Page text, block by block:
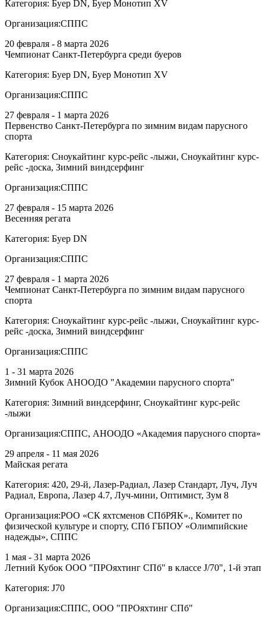
Категория: Буер DN, Буер Монотип XV
Организация:СППС
20 февраля - 8 марта 2026
Чемпионат Санкт-Петербурга среди буеров
Категория: Буер DN, Буер Монотип XV
Организация:СППС
27 февраля - 1 марта 2026
Первенство Санкт-Петербурга по зимним видам парусного
спорта
Категория: Сноукайтинг курс-рейс -лыжи, Сноукайтинг курс-
рейс -доска, Зимний виндсерфинг
Организация:СППС
27 февраля - 15 марта 2026
Весенняя регата
Категория: Буер DN
Организация:СППС
27 февраля - 1 марта 2026
Чемпионат Санкт-Петербурга по зимним видам парусного
спорта
Категория: Сноукайтинг курс-рейс -лыжи, Сноукайтинг курс-
рейс -доска, Зимний виндсерфинг
Организация:СППС
1 - 31 марта 2026
Зимний Кубок АНООДО "Академии парусного спорта"
Категория: Зимний виндсерфинг, Сноукайтинг курс-рейс
-лыжи
Организация:СППС, АНООДО «Академия парусного спорта»
29 апреля - 11 мая 2026
Майская регата
Категория: 420, 29-й, Лазер-Радиал, Лазер Стандарт, Луч, Луч
Радиал, Европа, Лазер 4.7, Луч-мини, Оптимист, Зум 8
Организация:РОО «СК яхтсменов СПбРЯК»., Комитет по
физической культуре и спорту, СПб ГБПОУ «Олимпийские
надежды», СППС
1 мая - 31 марта 2026
Летний Кубок ООО "ПРОяхтинг СПб" в классе J/70", 1-й этап
Категория: J70
Организация:СППС, ООО "ПРОяхтинг СПб"